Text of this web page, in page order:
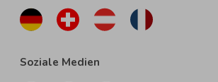
Soziale Medien